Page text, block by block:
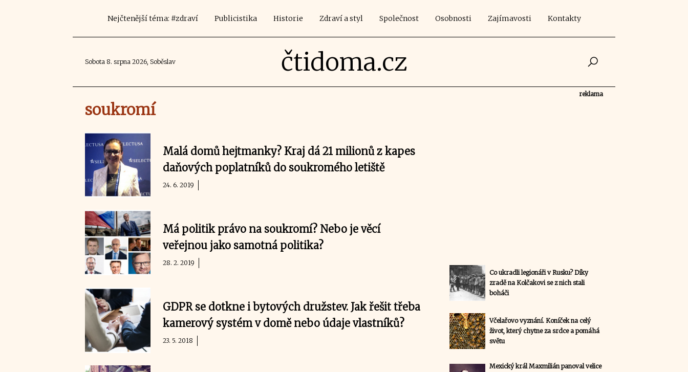
Nejčtenější téma: #zdraví Publicistika Historie Zdraví a styl Společnost Osobnosti Zajímavosti Kontakty
Sobota 8. srpna 2026, Soběslav čtidoma.cz
soukromí
Malá domů hejtmanky? Kraj dá 21 milionů z kapes
daňových poplatníků do soukromého letiště
24. 6. 2019
Má politik právo na soukromí? Nebo je věcí
veřejnou jako samotná politika?
28. 2. 2019
GDPR se dotkne i bytových družstev. Jak řešit třeba
kamerový systém v domě nebo údaje vlastníků?
23. 5. 2018
reklama
Co ukradli legionáři v Rusku? Díky
zradě na Kolčakovi se z nich stali
boháči
Včelařovo vyznání. Koníček na celý
život, který chytne za srdce a pomáhá
světu
Mexický král Maxmilián panoval velice